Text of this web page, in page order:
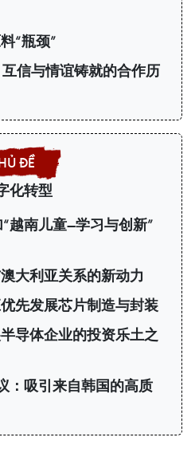
“瓶颈”
信与情谊铸就的合作历
化转型
越南儿童—学习与创新”
大利亚关系的新动力
先发展芯片制造与封装
导体企业的投资乐土之
：吸引来自韩国的高质